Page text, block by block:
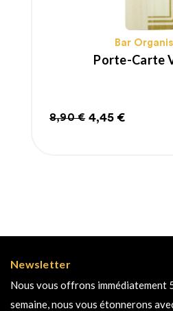
Bar
Porte-Carte
Prix
8,90 €
Prix
4,45 €
Newsletter
Nous vous offrons immédiatement
semaine, nous vous étonnerons